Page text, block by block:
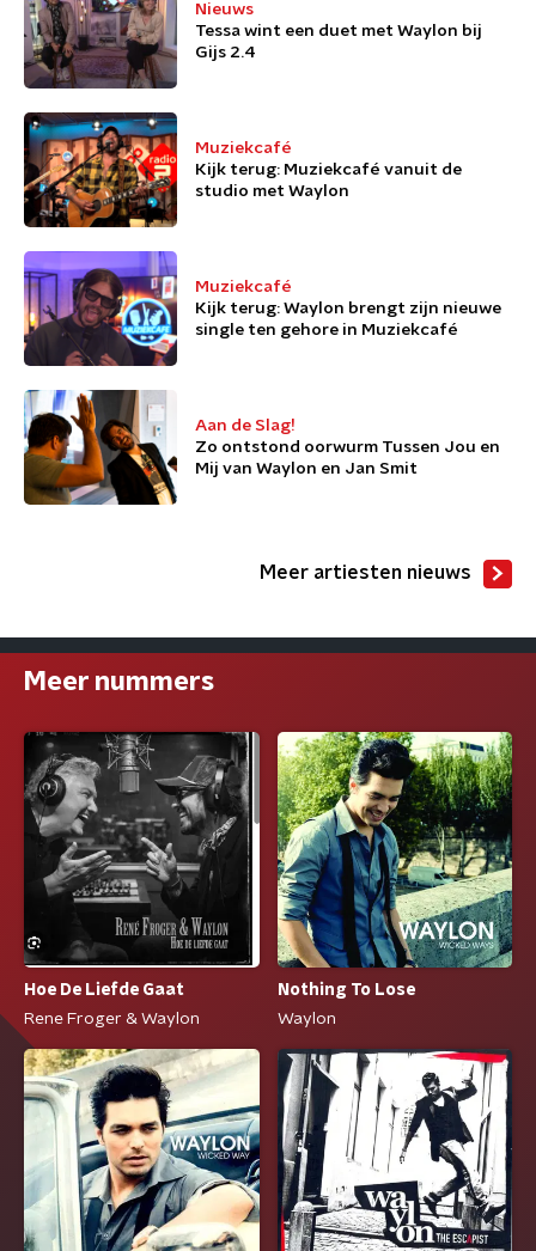
Nieuws
Tessa wint een duet met Waylon bij
Gijs 2.4
Muziekcafé
Kijk terug: Muziekcafé vanuit de
studio met Waylon
Muziekcafé
Kijk terug: Waylon brengt zijn nieuwe
single ten gehore in Muziekcafé
Aan de Slag!
Zo ontstond oorwurm Tussen Jou en
Mij van Waylon en Jan Smit
Meer artiesten nieuws
Meer nummers
Hoe De Liefde Gaat
Rene Froger & Waylon
Nothing To Lose
Waylon